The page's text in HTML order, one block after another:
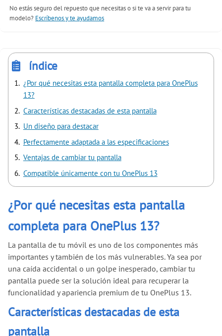
No estás seguro del repuesto que necesitas o si te va a servir para tu
modelo? Escríbenos y te ayudamos
índice
¿Por qué necesitas esta pantalla completa para OnePlus
13?
Características destacadas de esta pantalla
Un diseño para destacar
Perfectamente adaptada a las especificaciones
Ventajas de cambiar tu pantalla
Compatible únicamente con tu OnePlus 13
¿Por qué necesitas esta pantalla
completa para OnePlus 13?
La pantalla de tu móvil es uno de los componentes más
importantes y también de los más vulnerables. Ya sea por
una caída accidental o un golpe inesperado, cambiar tu
pantalla puede ser la solución ideal para recuperar la
funcionalidad y apariencia premium de tu OnePlus 13.
Características destacadas de esta
pantalla